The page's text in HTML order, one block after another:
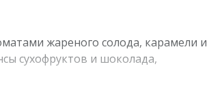
жареного солода, карамели и
сухофруктов и шоколада,